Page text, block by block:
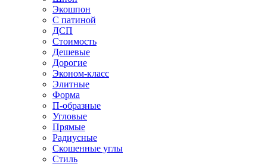
Экошпон
С патиной
ДСП
Стоимость
Дешевые
Дорогие
Эконом-класс
Элитные
Форма
П-образные
Угловые
Прямые
Радиусные
Скошенные углы
Стиль